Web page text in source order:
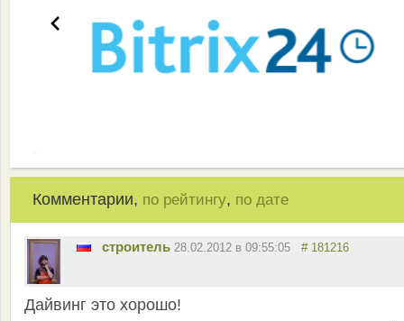
Комментарии, по рейтингу, по дате
строитель 28.02.2012 в 09:55:05 # 181216
Дайвинг это хорошо!